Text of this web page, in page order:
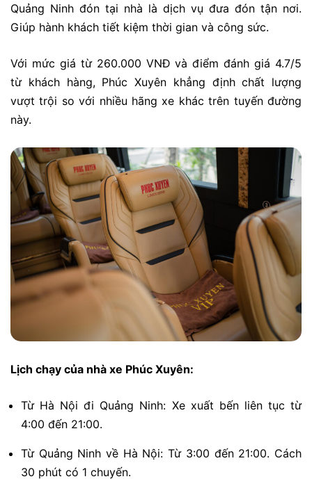
Quảng Ninh đón tại nhà là dịch vụ đưa đón tận nơi.
Giúp hành khách tiết kiệm thời gian và công sức.
Với mức giá từ 260.000 VNĐ và điểm đánh giá 4.7/5
từ khách hàng, Phúc Xuyên khẳng định chất lượng
vượt trội so với nhiều hãng xe khác trên tuyến đường
này.
Lịch chạy của nhà xe Phúc Xuyên:
Từ Hà Nội đi Quảng Ninh: Xe xuất bến liên tục từ
4:00 đến 21:00.
Từ Quảng Ninh về Hà Nội: Từ 3:00 đến 21:00. Cách
30 phút có 1 chuyến.